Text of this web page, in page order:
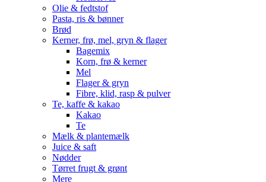
Olie & fedtstof
Pasta, ris & bønner
Brød
Kerner, frø, mel, gryn & flager
Bagemix
Korn, frø & kerner
Mel
Flager & gryn
Fibre, klid, rasp & pulver
Te, kaffe & kakao
Kakao
Te
Mælk & plantemælk
Juice & saft
Nødder
Tørret frugt & grønt
Mere